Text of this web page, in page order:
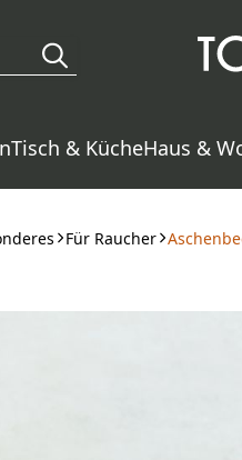
Tisch & KücheHaus &
Für Raucher